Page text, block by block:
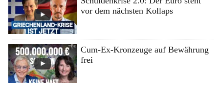
vor dem nächsten Kollaps
Cum-Ex-Kronzeuge auf Bewährung
frei